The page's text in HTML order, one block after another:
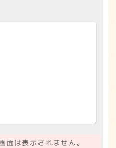
は表示されません。